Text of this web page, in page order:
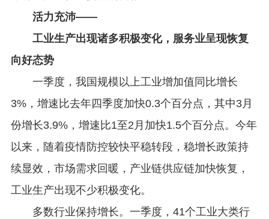
活力充沛——
工业生产出现诸多积极变化，服务业呈现恢复
向好态势
一季度，我国规模以上工业增加值同比增长
3%，增速比去年四季度加快0.3个百分点，其中3月
份增长3.9%，增速比1至2月加快1.5个百分点。今年
以来，随着疫情防控较快平稳转段，稳增长政策持
续显效，市场需求回暖，产业链供应链加快恢复，
工业生产出现不少积极变化。
多数行业保持增长。一季度，41个工业大类行